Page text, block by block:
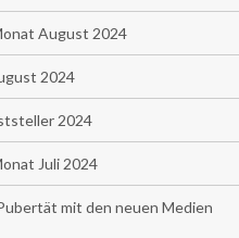
August 2024
2024
2024
Juli 2024
mit den neuen Medien